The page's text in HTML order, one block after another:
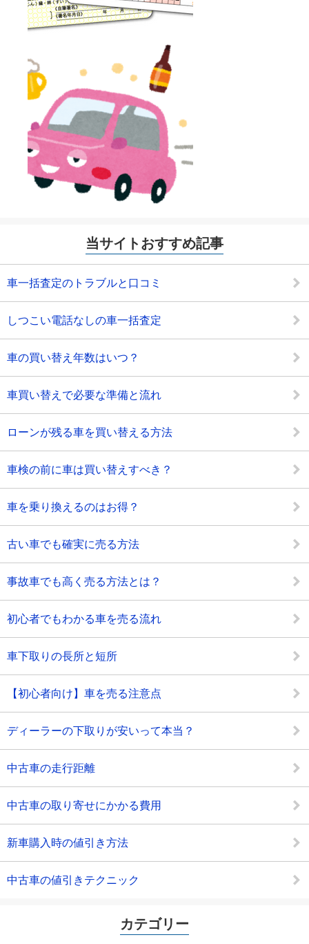
当サイトおすすめ記事
車一括査定のトラブルと口コミ
しつこい電話なしの車一括査定
車の買い替え年数はいつ？
車買い替えで必要な準備と流れ
ローンが残る車を買い替える方法
車検の前に車は買い替えすべき？
車を乗り換えるのはお得？
古い車でも確実に売る方法
事故車でも高く売る方法とは？
初心者でもわかる車を売る流れ
車下取りの長所と短所
【初心者向け】車を売る注意点
ディーラーの下取りが安いって本当？
中古車の走行距離
中古車の取り寄せにかかる費用
新車購入時の値引き方法
中古車の値引きテクニック
カテゴリー